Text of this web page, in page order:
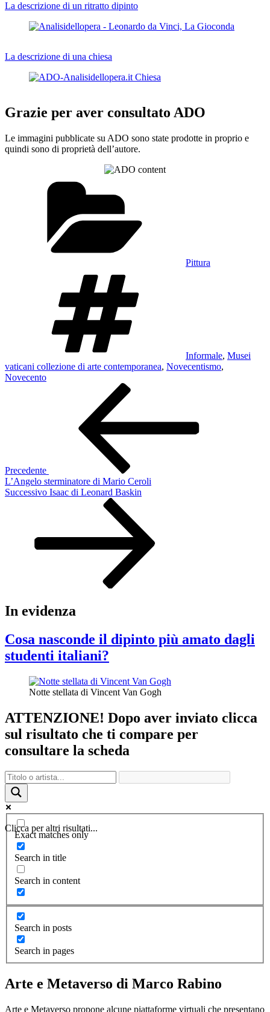
La descrizione di un ritratto dipinto
La descrizione di una chiesa
Grazie per aver consultato ADO
Le immagini pubblicate su ADO sono state prodotte in proprio e
quindi sono di proprietà dell’autore.
Pittura
Informale, Musei
vaticani collezione di arte contemporanea, Novecentismo,
Novecento
Precedente
L’Angelo sterminatore di Mario Ceroli
Articolo
Successivo Isaac di Leonard Baskin
In evidenza
Cosa nasconde il dipinto più amato dagli
studenti italiani?
Notte stellata di Vincent Van Gogh
ATTENZIONE! Dopo aver inviato clicca
sul risultato che ti compare per
consultare la scheda
Clicca per altri risultati...
Exact matches only
Search in title
Search in content
Search in posts
Search in pages
Arte e Metaverso di Marco Rabino
Arte e Metaverso propone alcune piattaforme virtuali che presentano